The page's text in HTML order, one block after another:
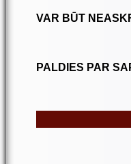
VAR BŪT
PALDIES PAR